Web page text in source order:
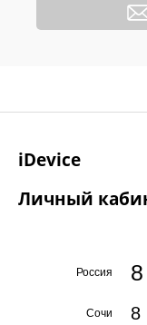
iDevice
Личный
Россия
Сочи 8